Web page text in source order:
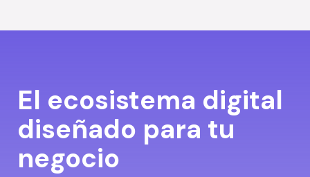
El ecosistema digital
diseñado para tu
negocio